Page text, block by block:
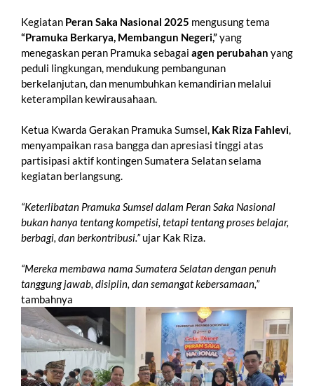
Kegiatan Peran Saka Nasional 2025 mengusung tema
“Pramuka Berkarya, Membangun Negeri,”yang
menegaskan peran Pramuka sebagai agen perubahan yang
peduli lingkungan, mendukung pembangunan
berkelanjutan, dan menumbuhkan kemandirian melalui
keterampilan kewirausahaan.
Ketua Kwarda Gerakan Pramuka Sumsel, Kak Riza Fahlevi,
menyampaikan rasa bangga dan apresiasi tinggi atas
partisipasi aktif kontingen Sumatera Selatan selama
kegiatan berlangsung.
“Keterlibatan Pramuka Sumsel dalam Peran Saka Nasional
bukan hanya tentang kompetisi, tetapi tentang proses belajar,
berbagi, dan berkontribusi.”ujar Kak Riza.
“Mereka membawa nama Sumatera Selatan dengan penuh
tanggung jawab, disiplin, dan semangat kebersamaan,”
tambahnya